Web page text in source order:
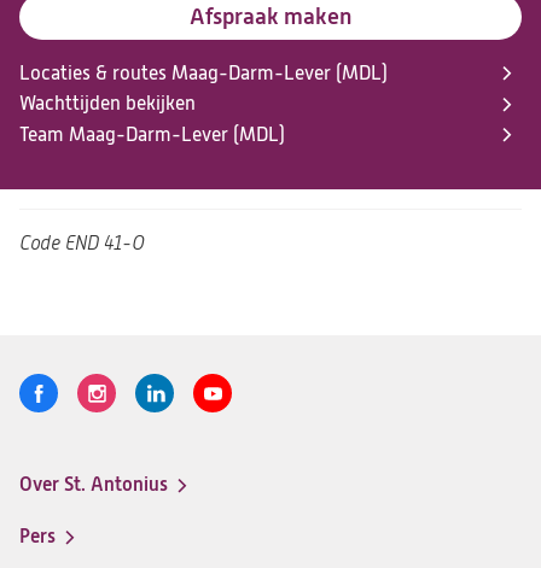
Afspraak maken
Locaties & routes Maag-Darm-Lever (MDL)
Wachttijden bekijken
Team Maag-Darm-Lever (MDL)
Code END 41-O
Volg
Logo
een
ziekenhuis
Logo
een
Logo
een
Logo
menu
Over St. Antonius
Pers